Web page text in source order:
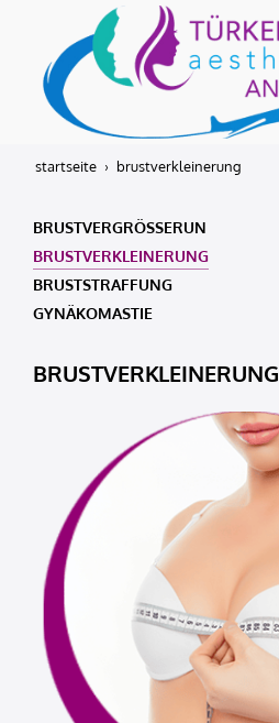
startseite brustverkleinerung
BRUSTVERGRÖSSERUN
BRUSTVERKLEINERUNG
BRUSTSTRAFFUNG
GYNÄKOMASTIE
BRUSTVERKLEINERUNG